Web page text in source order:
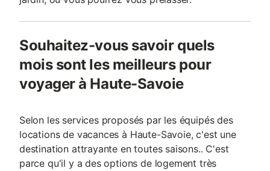
Souhaitez-vous savoir quels
mois sont les meilleurs pour
voyager à Haute-Savoie
Selon les services proposés par les équipés des
locations de vacances à Haute-Savoie, c'est une
destination attrayante en toutes saisons.. C'est
parce qu'il y a des options de logement très